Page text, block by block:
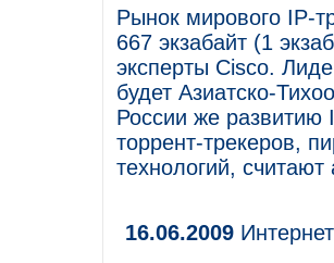
Рынок мирового IP-
667 экзабайт (1
эксперты Cisco.
будет Азиатско-
России же развитию
торрент-трекеров,
технологий, считают
16.06.2009